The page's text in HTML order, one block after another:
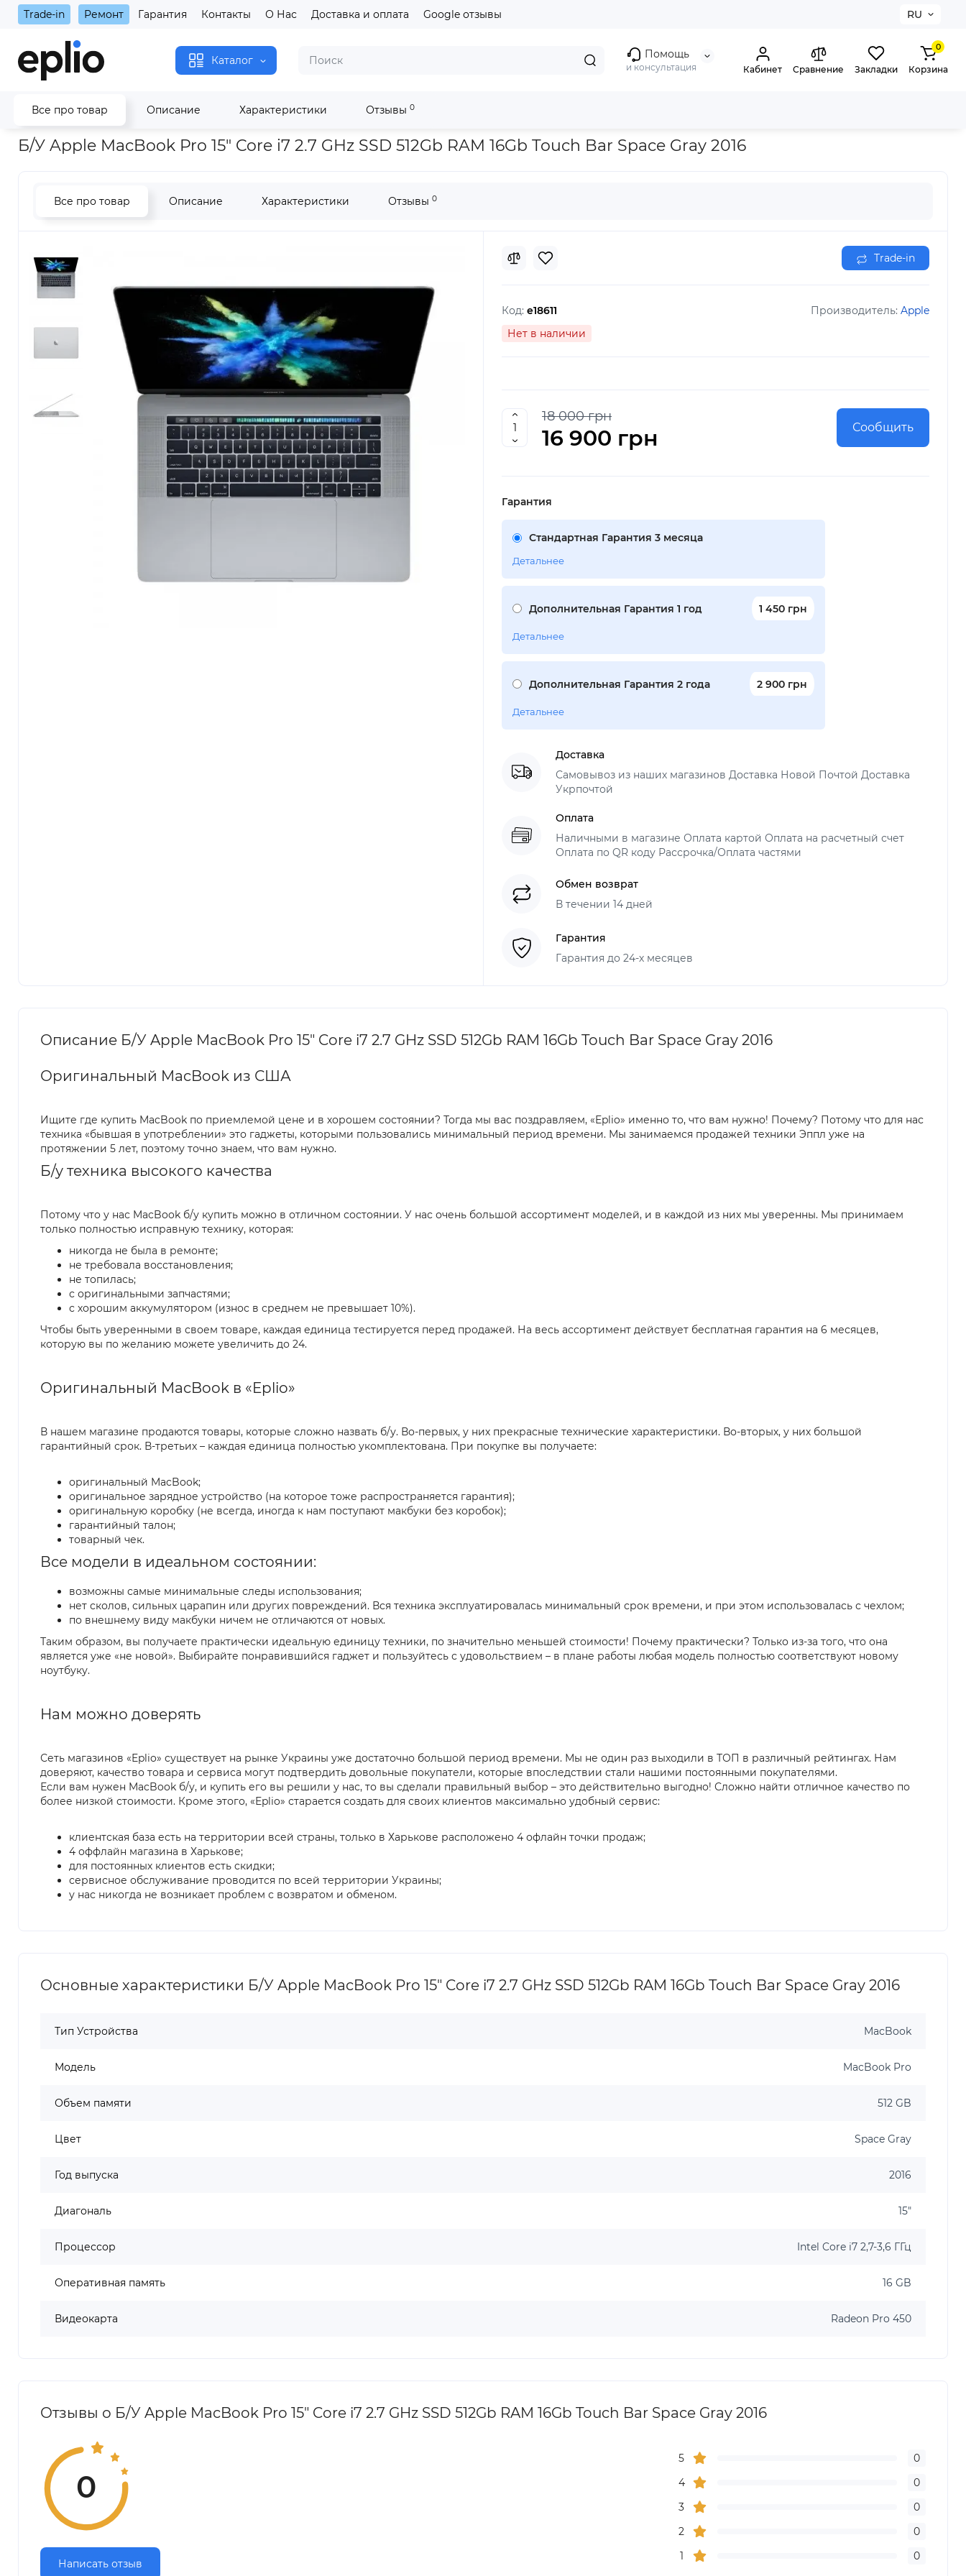
Trade-in Ремонт Гарантия Контакты О Нас Доставка и оплата Google отзывы RU
Каталог Помощь
и консультация Кабинет Сравнение Закладки
0
Корзина
Все про товар Описание Характеристики Отзывы 0
Главная Б/У Apple MacBook Pro 15" Core i7 2.7 GHz SSD 512Gb RAM 16Gb Touch Bar Space Gray 2016
Б/У Apple MacBook Pro 15" Core i7 2.7 GHz SSD 512Gb RAM 16Gb Touch Bar Space Gray 2016
Все про товар Описание Характеристики Отзывы 0
Trade-in
Код: e18611 Производитель: Apple
Нет в наличии
18 000 грн
16 900 грн Сообщить
Гарантия
Стандартная Гарантия 3 месяца
Детальнее
Дополнительная Гарантия 1 год 1 450 грн
Детальнее
Дополнительная Гарантия 2 года 2 900 грн
Детальнее
Доставка
Самовывоз из наших магазинов Доставка Новой Почтой Доставка
Укрпочтой
Оплата
Наличными в магазине Оплата картой Оплата на расчетный счет
Оплата по QR коду Рассрочка/Оплата частями
Обмен возврат
В течении 14 дней
Гарантия
Гарантия до 24-х месяцев
Описание Б/У Apple MacBook Pro 15" Core i7 2.7 GHz SSD 512Gb RAM 16Gb Touch Bar Space Gray 2016
Оригинальный MacBook из США
Ищите где купить MacBook по приемлемой цене и в хорошем состоянии? Тогда мы вас поздравляем, «Eplio» именно то, что вам нужно! Почему? Потому что для нас
техника «бывшая в употреблении» это гаджеты, которыми пользовались минимальный период времени. Мы занимаемся продажей техники Эппл уже на
протяжении 5 лет, поэтому точно знаем, что вам нужно.
Б/у техника высокого качества
Потому что у нас MacBook б/у купить можно в отличном состоянии. У нас очень большой ассортимент моделей, и в каждой из них мы уверенны. Мы принимаем
только полностью исправную технику, которая:
никогда не была в ремонте;
не требовала восстановления;
не топилась;
с оригинальными запчастями;
с хорошим аккумулятором (износ в среднем не превышает 10%).
Чтобы быть уверенными в своем товаре, каждая единица тестируется перед продажей. На весь ассортимент действует бесплатная гарантия на 6 месяцев,
которую вы по желанию можете увеличить до 24.
Оригинальный MacBook в «Eplio»
В нашем магазине продаются товары, которые сложно назвать б/у. Во-первых, у них прекрасные технические характеристики. Во-вторых, у них большой
гарантийный срок. В-третьих – каждая единица полностью укомплектована. При покупке вы получаете:
оригинальный MacBook;
оригинальное зарядное устройство (на которое тоже распространяется гарантия);
оригинальную коробку (не всегда, иногда к нам поступают макбуки без коробок);
гарантийный талон;
товарный чек.
Все модели в идеальном состоянии:
возможны самые минимальные следы использования;
нет сколов, сильных царапин или других повреждений. Вся техника эксплуатировалась минимальный срок времени, и при этом использовалась с чехлом;
по внешнему виду макбуки ничем не отличаются от новых.
Таким образом, вы получаете практически идеальную единицу техники, по значительно меньшей стоимости! Почему практически? Только из-за того, что она
является уже «не новой». Выбирайте понравившийся гаджет и пользуйтесь с удовольствием – в плане работы любая модель полностью соответствуют новому
ноутбуку.
Нам можно доверять
Сеть магазинов «Eplio» существует на рынке Украины уже достаточно большой период времени. Мы не один раз выходили в ТОП в различный рейтингах. Нам
доверяют, качество товара и сервиса могут подтвердить довольные покупатели, которые впоследствии стали нашими постоянными покупателями.
Если вам нужен MacBook б/у, и купить его вы решили у нас, то вы сделали правильный выбор – это действительно выгодно! Сложно найти отличное качество по
более низкой стоимости. Кроме этого, «Eplio» старается создать для своих клиентов максимально удобный сервис:
клиентская база есть на территории всей страны, только в Харькове расположено 4 офлайн точки продаж;
4 оффлайн магазина в Харькове;
для постоянных клиентов есть cкидки;
сервисное обслуживание проводится по всей территории Украины;
у нас никогда не возникает проблем с возвратом и обменом.
Основные характеристики Б/У Apple MacBook Pro 15" Core i7 2.7 GHz SSD 512Gb RAM 16Gb Touch Bar Space Gray 2016
Тип Устройства MacBook
Модель MacBook Pro
Объем памяти 512 GB
Цвет Space Gray
Год выпуска 2016
Диагональ 15"
Процессор Intel Core i7 2,7-3,6 ГГц
Оперативная память 16 GB
Видеокарта Radeon Pro 450
Отзывы о Б/У Apple MacBook Pro 15" Core i7 2.7 GHz SSD 512Gb RAM 16Gb Touch Bar Space Gray 2016
0
Написать отзыв
5
0
4
0
3
0
2
0
1
0